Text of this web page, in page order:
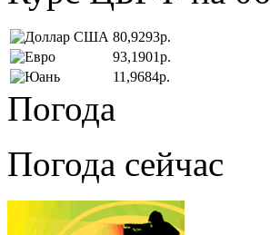
80,9293р.
93,1901р.
11,9684р.
Погода
Погода сейчас